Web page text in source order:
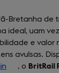
Bretanha de
ideal, uam
e valor
avulsas.
(opens
, o BritRail